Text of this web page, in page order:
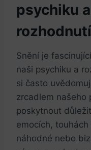
psychiku
Snění je
naši psychiku a
si často
zrcadlem našeho
poskytnout
emocích,
náhodné nebo